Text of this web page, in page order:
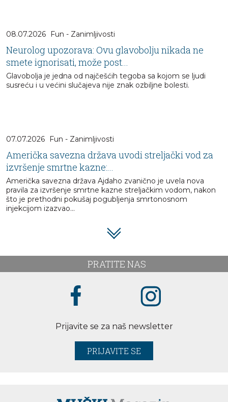
08.07.2026 Fun - Zanimljivosti
Neurolog upozorava: Ovu glavobolju nikada ne
smete ignorisati, može post...
Glavobolja je jedna od najčešćih tegoba sa kojom se ljudi
susreću i u većini slučajeva nije znak ozbiljne bolesti.
07.07.2026 Fun - Zanimljivosti
Američka savezna država uvodi streljački vod za
izvršenje smrtne kazne:...
Američka savezna država Ajdaho zvanično je uvela nova
pravila za izvršenje smrtne kazne streljačkim vodom, nakon
što je prethodni pokušaj pogubljenja smrtonosnom
injekcijom izazvao...
PRATITE NAS
Prijavite se za naš newsletter
PRIJAVITE SE